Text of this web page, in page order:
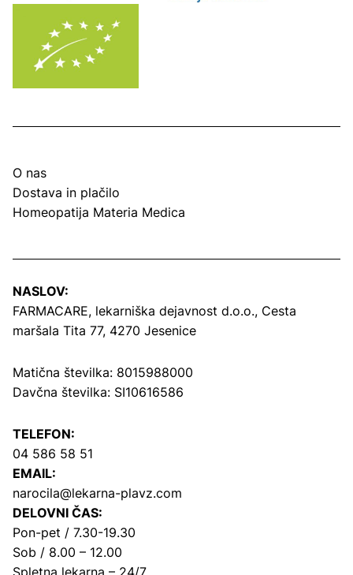
O nas
Dostava in plačilo
Homeopatija Materia Medica
NASLOV:
FARMACARE, lekarniška dejavnost d.o.o., Cesta
maršala Tita 77, 4270 Jesenice
Matična številka: 8015988000
Davčna številka: SI10616586
TELEFON:
04 586 58 51
EMAIL:
narocila@lekarna-plavz.com
DELOVNI ČAS:
Pon-pet / 7.30-19.30
Sob / 8.00 – 12.00
Spletna lekarna – 24/7